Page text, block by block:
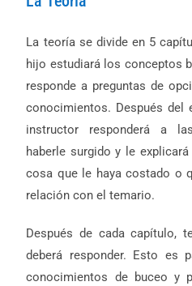
La teoría se divide en 5
hijo estudiará los conceptos
responde a preguntas de
conocimientos. Después del
instructor responderá a
haberle surgido y le
cosa que le haya costado o
relación con el temario.
Después de cada capítulo,
deberá responder. Esto es
conocimientos de buceo y